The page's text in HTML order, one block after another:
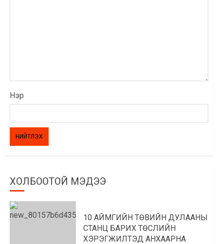
Нэр
ХОЛБООТОЙ МЭДЭЭ
10 АЙМГИЙН ТӨВИЙН ДУЛААНЫ
СТАНЦ БАРИХ ТӨСЛИЙН
ХЭРЭГЖИЛТЭД АНХААРНА